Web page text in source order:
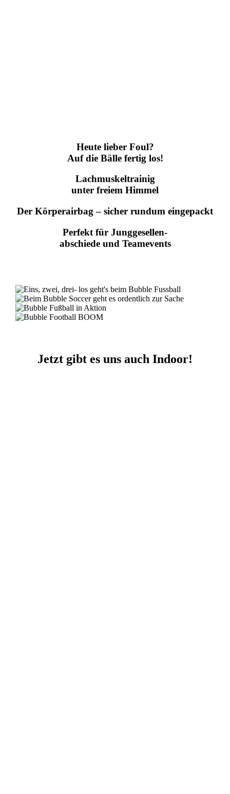
Heute lieber Foul?
Auf die Bälle fertig los!
Lachmuskeltrainig
unter freiem Himmel
Der Körperairbag – sicher rundum eingepackt
Perfekt für Junggesellen-
abschiede und Teamevents
Jetzt gibt es uns auch Indoor!